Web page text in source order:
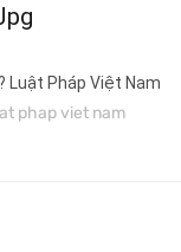
Luật Pháp Việt Nam
phap viet nam